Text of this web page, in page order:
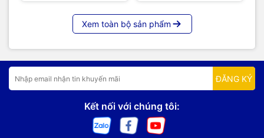
Xem toàn bộ sản phẩm
ĐĂNG KÝ
Kết nối với chúng tôi: